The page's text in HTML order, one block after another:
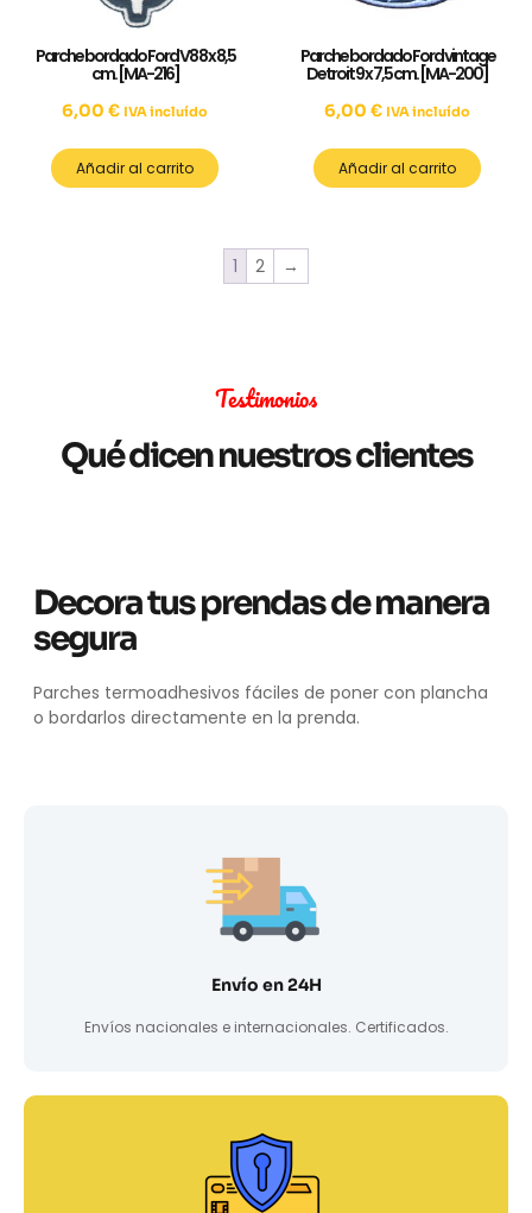
Parche bordado Ford V8 8 x 8,5
cm. [MA-216]
6,00 € IVA incluído
Añadir al carrito
Parche bordado Ford vintage
Detroit 9 x 7,5 cm. [MA-200]
6,00 € IVA incluído
Añadir al carrito
1 2 →
Testimonios
Qué dicen nuestros clientes
Decora tus prendas de manera
segura
Parches termoadhesivos fáciles de poner con plancha
o bordarlos directamente en la prenda.
Envío en 24H
Envíos nacionales e internacionales. Certificados.